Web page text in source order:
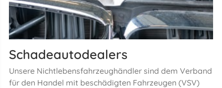
Schadeautodealers
Unsere Nichtlebensfahrzeughändler sind dem Verband
für den Handel mit beschädigten Fahrzeugen (VSV)